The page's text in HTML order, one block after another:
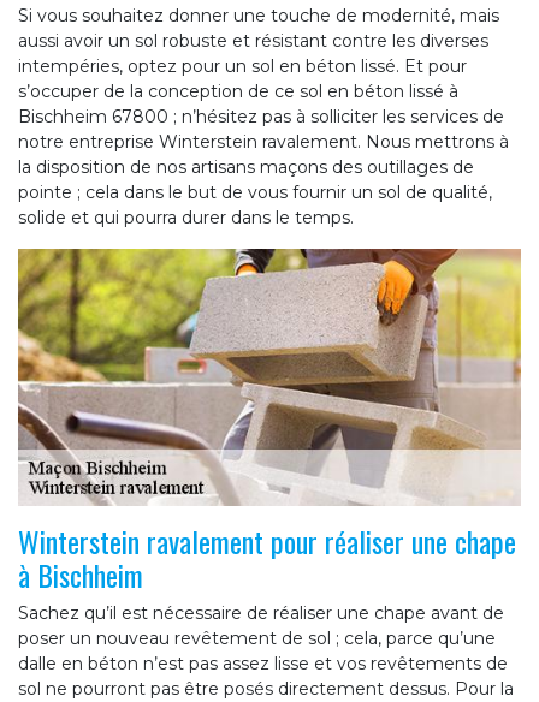
Si vous souhaitez donner une touche de modernité, mais
aussi avoir un sol robuste et résistant contre les diverses
intempéries, optez pour un sol en béton lissé. Et pour
s’occuper de la conception de ce sol en béton lissé à
Bischheim 67800 ; n’hésitez pas à solliciter les services de
notre entreprise Winterstein ravalement. Nous mettrons à
la disposition de nos artisans maçons des outillages de
pointe ; cela dans le but de vous fournir un sol de qualité,
solide et qui pourra durer dans le temps.
Winterstein ravalement pour réaliser une chape
à Bischheim
Sachez qu’il est nécessaire de réaliser une chape avant de
poser un nouveau revêtement de sol ; cela, parce qu’une
dalle en béton n’est pas assez lisse et vos revêtements de
sol ne pourront pas être posés directement dessus. Pour la